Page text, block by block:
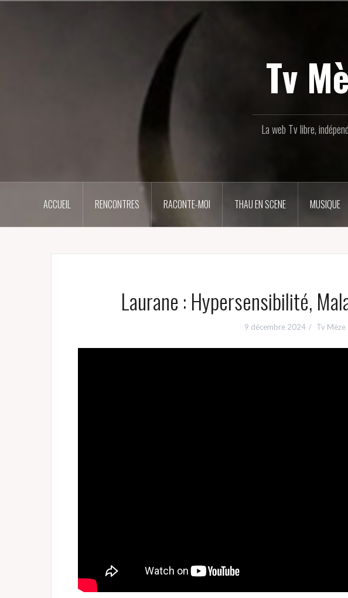
Tv
La web Tv libre,
ACCUEIL RENCONTRES RACONTE-MOI THAU EN SCENE MUSIQUE
Laurane : Hypersensibilité,
9 décembre 2024 Tv Mèze